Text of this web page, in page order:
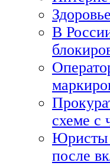
Здоровье
В
схеме с
Юристы
после